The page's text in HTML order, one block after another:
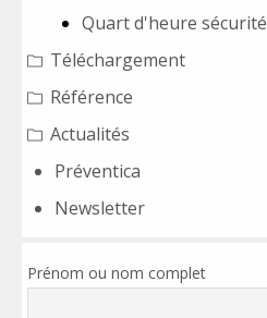
Quart d'heure sécurité
Téléchargement
Référence
Actualités
Préventica
Newsletter
Prénom ou nom complet